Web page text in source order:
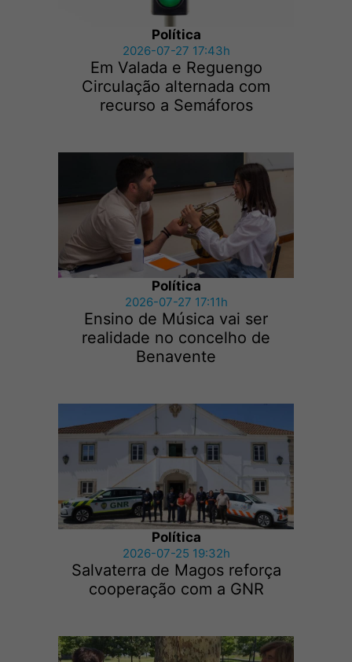
Política
2026-07-27 17:43h
Em Valada e Reguengo
Circulação alternada com
recurso a Semáforos
Política
2026-07-27 17:11h
Ensino de Música vai ser
realidade no concelho de
Benavente
Política
2026-07-25 19:32h
Salvaterra de Magos reforça
cooperação com a GNR